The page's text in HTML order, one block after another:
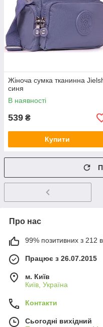
Жіноча сумка тканинна
синя
В наявності
539 ₴
Купити
Про нас
99% позитивних з 212
Працює з 26.07.2015
м. Київ
Київ, Україна
Контакти
Сьогодні вихідний